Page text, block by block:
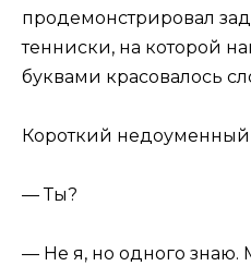
продемонстрировал
тенниски, на которой
буквами красовалось
Короткий недоуменный
— Ты?
— Не я, но одного знаю.